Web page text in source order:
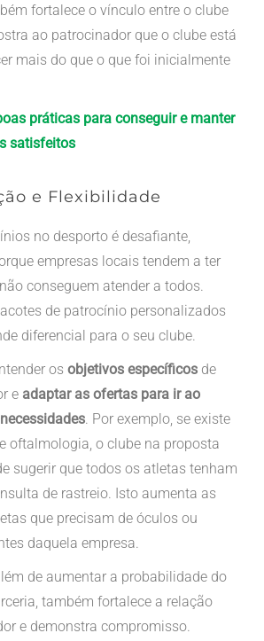
fortalece o vínculo entre o clube
ao patrocinador que o clube está
mais do que o que foi inicialmente
práticas para conseguir e manter
satisfeitos
e Flexibilidade
no desporto é desafiante,
empresas locais tendem a ter
conseguem atender a todos.
de patrocínio personalizados
diferencial para o seu clube.
os objetivos específicosde
e adaptar as ofertas para ir ao
. Por exemplo, se existe
oftalmologia, o clube na proposta
sugerir que todos os atletas tenham
de rastreio. Isto aumenta as
que precisam de óculos ou
daquela empresa.
de aumentar a probabilidade do
também fortalece a relação
e demonstra compromisso.